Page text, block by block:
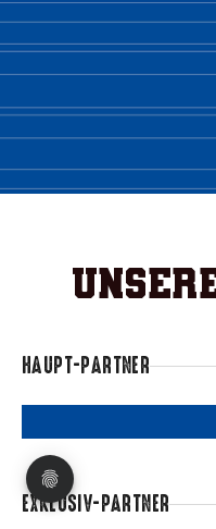
HAUPT-PARTNER
EXKLUSIV-PARTNER